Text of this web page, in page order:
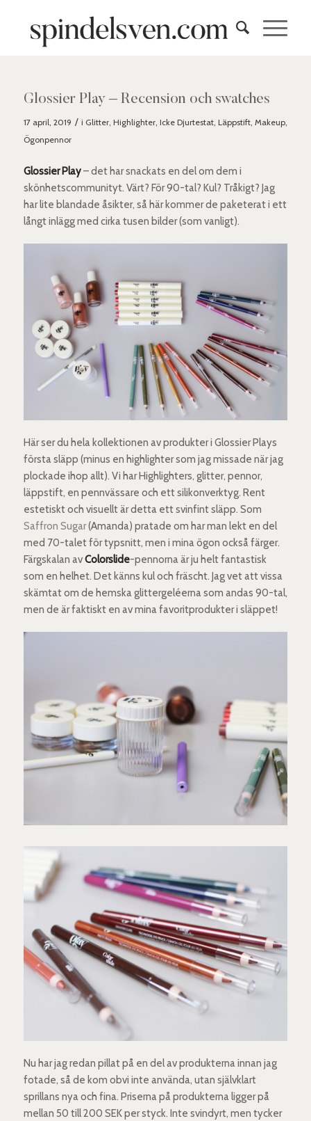
Glossier Play – Recension och swatches
17 april, 2019 / i Glitter, Highlighter, Icke Djurtestat, Läppstift, Makeup,
Ögonpennor
Glossier Play– det har snackats en del om dem i
skönhetscommunityt. Värt? För 90-tal? Kul? Tråkigt? Jag
har lite blandade åsikter, så här kommer de paketerat i ett
långt inlägg med cirka tusen bilder (som vanligt).
Här ser du hela kollektionen av produkter i Glossier Plays
första släpp (minus en highlighter som jag missade när jag
plockade ihop allt). Vi har Highlighters, glitter, pennor,
läppstift, en pennvässare och ett silikonverktyg. Rent
estetiskt och visuellt är detta ett svinfint släpp. Som
Saffron Sugar(Amanda) pratade om har man lekt en del
med 70-talet för typsnitt, men i mina ögon också färger.
Färgskalan avColorslide-pennorna är ju helt fantastisk
som en helhet. Det känns kul och fräscht. Jag vet att vissa
skämtat om de hemska glittergeléerna som andas 90-tal,
men de är faktiskt en av mina favoritprodukter i släppet!
Nu har jag redan pillat på en del av produkterna innan jag
fotade, så de kom obvi inte använda, utan självklart
sprillans nya och fina. Priserna på produkterna ligger på
mellan 50 till 200 SEK per styck. Inte svindyrt, men tycker